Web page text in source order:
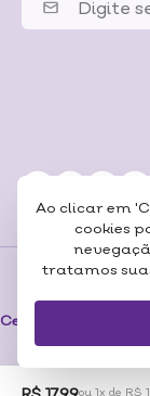
Ao clicar em
cookies
tratamos
ou 1x de R$
Certificados